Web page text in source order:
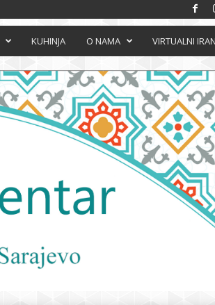
KUHINJA O NAMA VIRTUALNI IRAN